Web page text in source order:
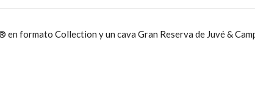
formato Collection y un cava Gran Reserva de Juvé &